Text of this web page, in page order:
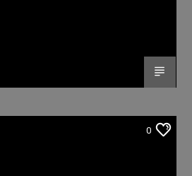
0